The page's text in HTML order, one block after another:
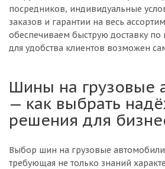
посредников, индивидуальные
заказов и гарантии на весь
обеспечиваем быструю доставку по
для удобства клиентов возможен
Шины на грузовые
— как выбрать
решения для
Выбор шин на грузовые
требующая не только знаний